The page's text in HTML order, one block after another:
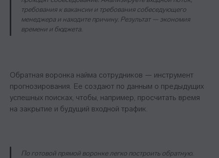
требования к вакансии и требования собеседующего
менеджера и находите причину. Результат — экономия
времени и бюджета.
Обратная воронка найма сотрудников — инструмент
прогнозирования. Ее создают по данным о предыдущих
успешных поисках, чтобы, например, просчитать время
на закрытие и будущий входной трафик.
По готовой прямой воронке легко построить обратную.